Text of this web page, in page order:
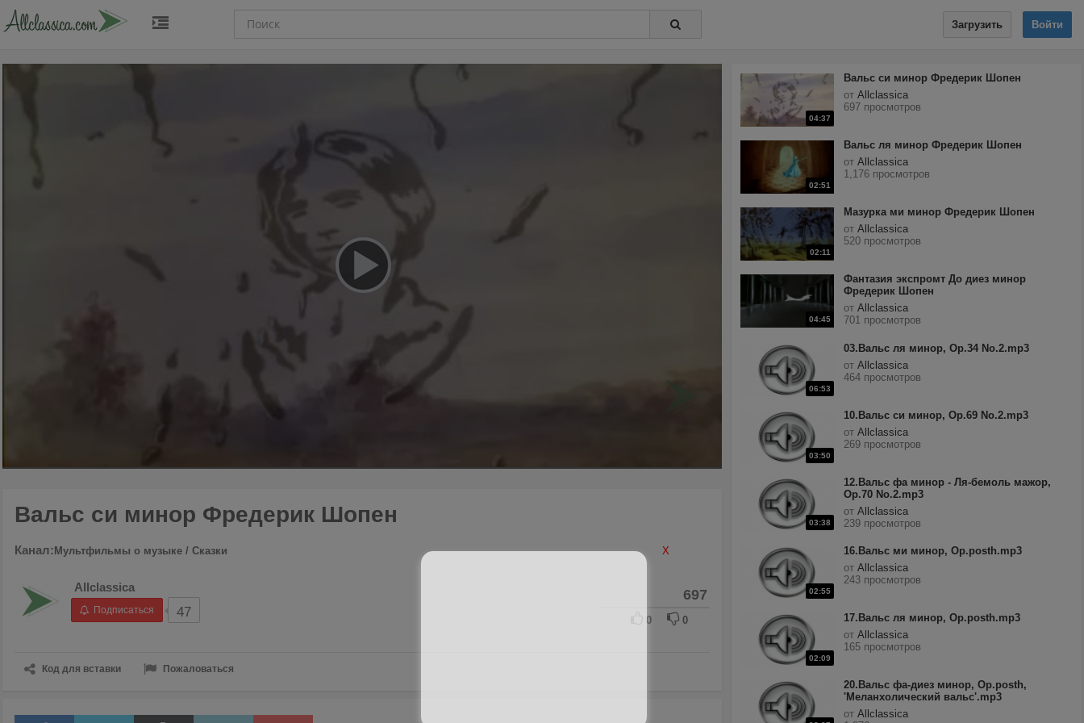
Загрузить Войти
04:37
Вальс си минор Фредерик Шопен
отAllclassica
697 просмотров
02:51
Вальс ля минор Фредерик Шопен
отAllclassica
1,176 просмотров
02:11
Мазурка ми минор Фредерик Шопен
отAllclassica
520 просмотров
04:45
Фантазия экспромт До диез минор
Фредерик Шопен
отAllclassica
701 просмотров
06:53
03.Вальс ля минор, Op.34 No.2.mp3
отAllclassica
464 просмотров
03:50
10.Вальс си минор, Op.69 No.2.mp3
отAllclassica
269 просмотров
03:38
12.Вальс фа минор - Ля-бемоль мажор,
Op.70 No.2.mp3
отAllclassica
239 просмотров
02:55
16.Вальс ми минор, Op.posth.mp3
отAllclassica
243 просмотров
02:09
17.Вальс ля минор, Op.posth.mp3
отAllclassica
165 просмотров
20.Вальс фа-диез минор, Op.posth,
'Меланхолический вальс'.mp3
отAllclassica
Вальс си минор Фредерик Шопен
Канал: Мультфильмы о музыке / Сказки
Allclassica
Подписаться 47
697
0 0
Код для вставки Пожаловаться
X